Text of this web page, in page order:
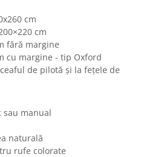
cm
cm
fără margine
cu margine - tip Oxford
de pilotă și la fețele de
sau manual
naturală
rufe colorate